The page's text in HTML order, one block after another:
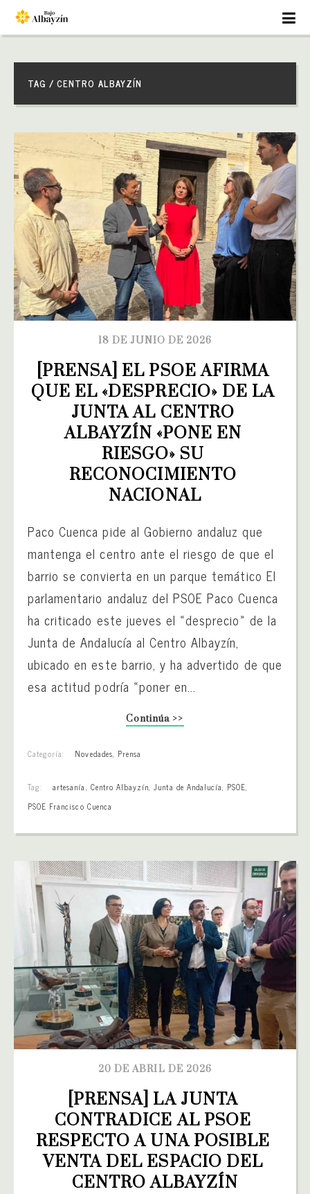
TAG / CENTRO ALBAYZÍN
18 DE JUNIO DE 2026
[PRENSA] EL PSOE AFIRMA
QUE EL «DESPRECIO» DE LA
JUNTA AL CENTRO
ALBAYZÍN «PONE EN
RIESGO» SU
RECONOCIMIENTO
NACIONAL
Paco Cuenca pide al Gobierno andaluz que
mantenga el centro ante el riesgo de que el
barrio se convierta en un parque temático El
parlamentario andaluz del PSOE Paco Cuenca
ha criticado este jueves el «desprecio» de la
Junta de Andalucía al Centro Albayzín,
ubicado en este barrio, y ha advertido de que
esa actitud podría «poner en...
Continúa >>
Categoría: Novedades, Prensa
Tag: artesanía, Centro Albayzín,Junta de Andalucía, PSOE,
PSOE Francisco Cuenca
20 DE ABRIL DE 2026
[PRENSA] LA JUNTA
CONTRADICE AL PSOE
RESPECTO A UNA POSIBLE
VENTA DEL ESPACIO DEL
CENTRO ALBAYZÍN